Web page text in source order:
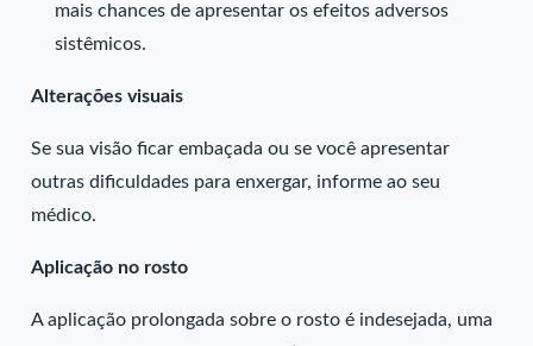
mais chances de apresentar os efeitos adversos
sistêmicos.
Alterações visuais
Se sua visão ficar embaçada ou se você apresentar
outras dificuldades para enxergar, informe ao seu
médico.
Aplicação no rosto
A aplicação prolongada sobre o rosto é indesejada, uma